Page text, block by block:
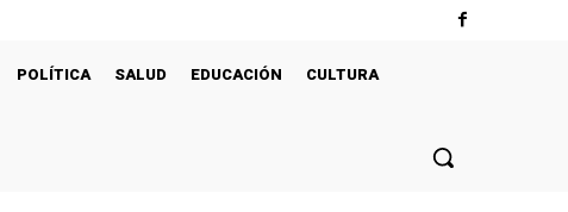
POLÍTICA SALUD EDUCACIÓN
CULTURA